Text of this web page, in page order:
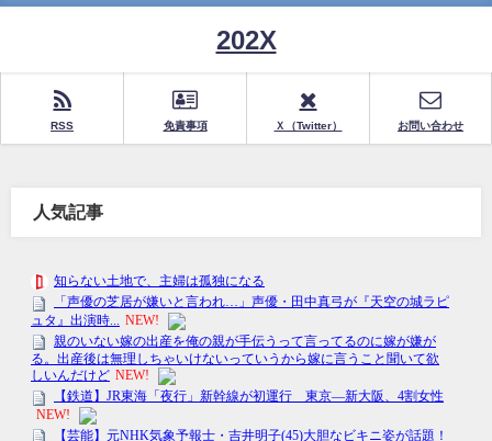
202X
RSS 免責事項 Ｘ（Twitter） お問い合わせ
人気記事